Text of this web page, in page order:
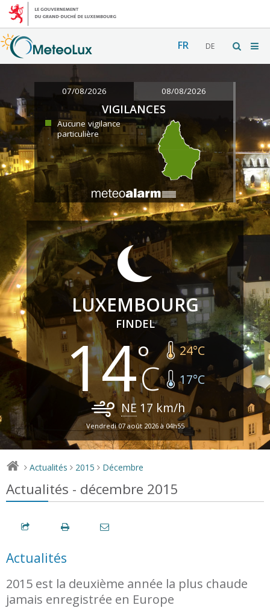
FR DE
07/08/2026 08/08/2026
VIGILANCES
Aucune vigilance
particulière
LUXEMBOURG
FINDEL
14 24°C
17°C
NE 17 km/h
Vendredi 07 août 2026 à 04h55
> Actualités > 2015 > Décembre
Actualités - décembre 2015
Actualités
2015 est la deuxième année la plus chaude
jamais enregistrée en Europe